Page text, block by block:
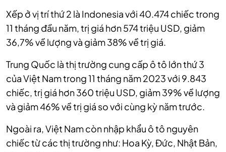
Xếp ở vị trí thứ 2 là Indonesia với 40.474 chiếc trong
11 tháng đầu năm, trị giá hơn 574 triệu USD, giảm
36,7% về lượng và giảm 38% về trị giá.
Trung Quốc là thị trường cung cấp ô tô lớn thứ 3
của Việt Nam trong 11 tháng năm 2023 với 9.843
chiếc, trị giá hơn 360 triệu USD, giảm 39% về lượng
và giảm 46% về trị giá so với cùng kỳ năm trước.
Ngoài ra, Việt Nam còn nhập khẩu ô tô nguyên
chiếc từ các thị trường như: Hoa Kỳ, Đức, Nhật Bản,